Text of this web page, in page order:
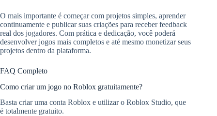
O mais importante é começar com projetos simples, aprender
continuamente e publicar suas criações para receber feedback
real dos jogadores. Com prática e dedicação, você poderá
desenvolver jogos mais completos e até mesmo monetizar seus
projetos dentro da plataforma.
FAQ Completo
Como criar um jogo no Roblox gratuitamente?
Basta criar uma conta Roblox e utilizar o Roblox Studio, que
é totalmente gratuito.